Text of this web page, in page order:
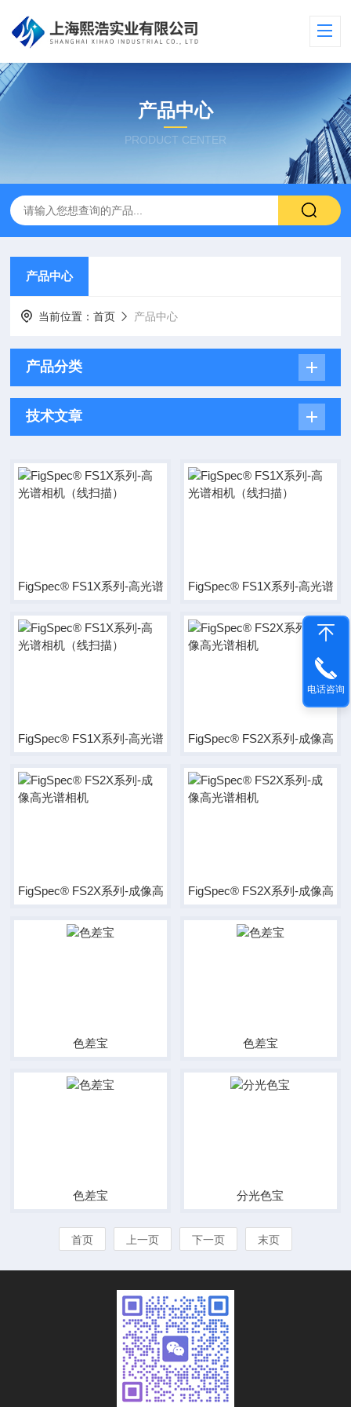
产品中心
PRODUCT CENTER
产品中心
当前位置：首页 产品中心
产品分类
技术文章
FigSpec® FS1X系列-高光谱相机（线扫描）FigSpec® FS1X系列-高光谱相
FigSpec® FS1X系列-高光谱相机（线扫描）FigSpec® FS2X系列-成像高光
FigSpec® FS2X系列-成像高光谱相机FigSpec® FS2X系列-成像高光
色差宝 色差宝
色差宝 分光色宝
首页 上一页 下一页 末页
电话咨询